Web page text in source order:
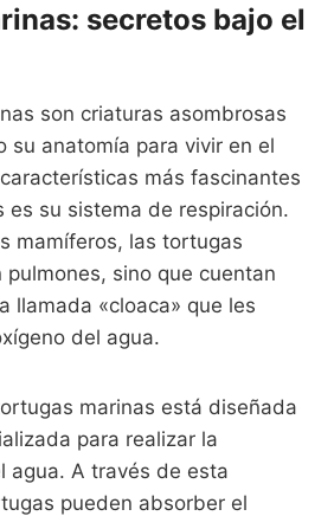
secretos bajo el
son criaturas asombrosas
su anatomía para vivir en el
más fascinantes
es su sistema de respiración.
mamíferos, las tortugas
pulmones, sino que cuentan
llamada «cloaca» que les
del agua.
marinas está diseñada
para realizar la
agua. A través de esta
pueden absorber el